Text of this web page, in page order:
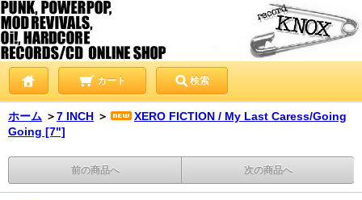
カート 検索
ホーム ＞7 INCH ＞
XERO FICTION / My Last Caress/Going
Going [7"]
前の商品へ 次の商品へ